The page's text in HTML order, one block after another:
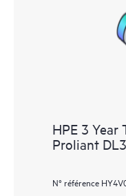
HPE 3 Year
Proliant
N° référence